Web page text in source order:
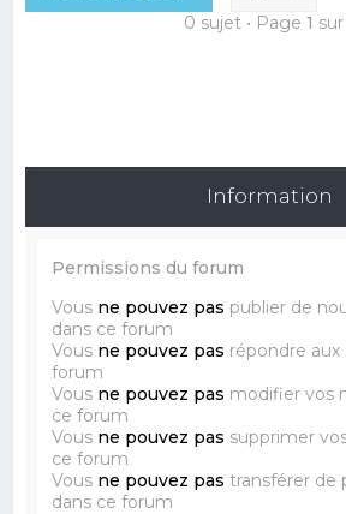
0 sujet • Page 1 sur
Information
Permissions du forum
Vous ne pouvez pas publier de
dans ce forum
Vous ne pouvez pas répondre aux
forum
Vous ne pouvez pas modifier vos
ce forum
Vous ne pouvez pas supprimer
ce forum
Vous ne pouvez pas transférer de
dans ce forum